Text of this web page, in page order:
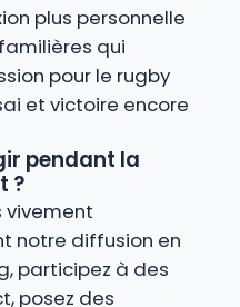
plus personnelle
qui
pour le rugby
et victoire encore
pendant la
?
vivement
notre diffusion en
participez à des
posez des